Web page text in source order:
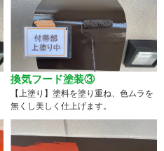
換気フード塗装③
【上塗り】塗料を塗り重ね、色ムラを
無くし美しく仕上げます。